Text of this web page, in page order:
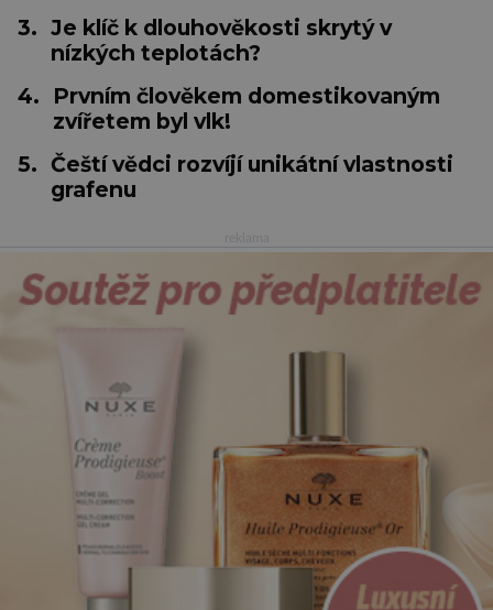
3. Je klíč k dlouhověkosti skrytý v
nízkých teplotách?
4.
Prvním člověkem domestikovaným
zvířetem byl vlk!
5. Čeští vědci rozvíjí unikátní vlastnosti
grafenu